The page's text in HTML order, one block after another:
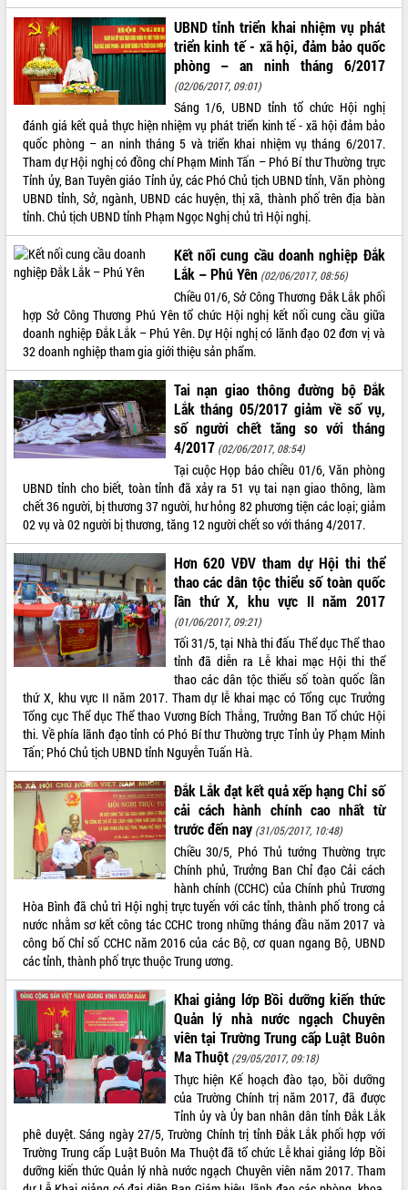
Loading the player...
Khám bệnh, cấp phát thuốc miễn phí
và tặng quà người dân xã Cư Pui
Hội nghị UBND tỉnh Đắk Lắk thường kỳ
Lễ truy tặng danh hiệu “Bà Mẹ Việt
Nam Anh hùng” và trao Huân chương
Lao động
UBND tỉnh Đắk Lắk triển khai nhiệm
vụ 6 tháng cuối năm 2026
Kỳ họp thứ Hai, Hội đồng nhân dân
tỉnh khóa XI quyết nghị nhiều nội dung
quan trọng
Triết thăm, tặng quà người có công với
cách mạng
Rà soát, hoàn thiện hệ thống thiết chế
văn hóa, thể thao đáp ứng yêu cầu
phát triển mới
Thường trực HĐND tỉnh Đắk Lắk gặp
mặt Đoàn chuyên gia y tế TP. Hồ Chí
Minh
Lễ truy điệu và an táng hài cốt liệt sĩ
tại Nghĩa trang Liệt sĩ xã Sơn Hòa
Bàn giải pháp tháo gỡ khó khăn trong
xuất khẩu sầu riêng và triển khai quy
định EUDR
Thứ trưởng Bộ Nông nghiệp và Môi
trường Nguyễn Hoàng Hiệp khảo sát
vùng trồng và doanh nghiệp đóng gói
sầu riêng tại Đắk Lắk
Trình diễn nghệ thuật chế biến các
món ăn từ sầu riêng
Đắk Lắk công bố Quy hoạch và xúc
tiến đầu tư tỉnh
Ngành cá ngừ Đắk Lắk chủ động thích
ứng để giữ vững thị trường xuất khẩu
Diễn đàn Kinh tế tư nhân Việt Nam đột
phá cơ chế - Hợp tác công tư
Đề án 06 tạo bước ngoặt đột phá trong
cải cách hành chính tỉnh Đắk Lắk
Kết nối tour, đẩy mạnh chuyển đổi số
để phát triển du lịch Đắk Lắk
Khởi động Dự án Đầu tư xây dựng hạ
tầng kỹ thuật Cụm công nghiệp Tân
Tiến
Gặp mặt các cơ quan báo chí nhân Kỷ
niệm 101 năm Ngày Báo chí Cách
mạng Việt Nam
Đắk Lắk sơ kết 4 năm triển khai thực
hiện Đề án 06 của Chính phủ
Họp báo thông tin về Hội nghị Công bố
Quy hoạch và Xúc tiến đầu tư tỉnh Đắk
Lắk
Khơi thông điểm nghẽn, đẩy nhanh
giải ngân vốn khắc phục thiên tai
HĐND tỉnh thông qua điều chỉnh Quy
hoạch tỉnh thời kỳ 2021-2030
ALBUM ẢNH
LIÊN KẾT WEB
THỐNG KÊ TRUY CẬP
Hôm nay:
21783
Tất cả: 66067106
UBND tỉnh triển khai nhiệm vụ phát
triển kinh tế - xã hội, đảm bảo quốc
phòng – an ninh tháng 6/2017
(02/06/2017, 09:01)
Sáng 1/6, UBND tỉnh tổ chức Hội nghị
đánh giá kết quả thực hiện nhiệm vụ phát triển kinh tế - xã hội đảm bảo
quốc phòng – an ninh tháng 5 và triển khai nhiệm vụ tháng 6/2017.
Tham dự Hội nghị có đồng chí Phạm Minh Tấn – Phó Bí thư Thường trực
Tỉnh ủy, Ban Tuyên giáo Tỉnh ủy, các Phó Chủ tịch UBND tỉnh, Văn phòng
UBND tỉnh, Sở, ngành, UBND các huyện, thị xã, thành phố trên địa bàn
tỉnh. Chủ tịch UBND tỉnh Phạm Ngọc Nghị chủ trì Hội nghị.
Kết nối cung cầu doanh nghiệp Đắk
Lắk – Phú Yên (02/06/2017, 08:56)
Chiều 01/6, Sở Công Thương Đắk Lắk phối
hợp Sở Công Thương Phú Yên tổ chức Hội nghị kết nối cung cầu giữa
doanh nghiệp Đắk Lắk – Phú Yên. Dự Hội nghị có lãnh đạo 02 đơn vị và
32 doanh nghiệp tham gia giới thiệu sản phẩm.
Tai nạn giao thông đường bộ Đắk
Lắk tháng 05/2017 giảm về số vụ,
số người chết tăng so với tháng
4/2017 (02/06/2017, 08:54)
Tại cuộc Họp báo chiều 01/6, Văn phòng
UBND tỉnh cho biết, toàn tỉnh đã xảy ra 51 vụ tai nạn giao thông, làm
chết 36 người, bị thương 37 người, hư hỏng 82 phương tiện các loại; giảm
02 vụ và 02 người bị thương, tăng 12 người chết so với tháng 4/2017.
Hơn 620 VĐV tham dự Hội thi thể
thao các dân tộc thiểu số toàn quốc
lần thứ X, khu vực II năm 2017
(01/06/2017, 09:21)
Tối 31/5, tại Nhà thi đấu Thể dục Thể thao
tỉnh đã diễn ra Lễ khai mạc Hội thi thể
thao các dân tộc thiểu số toàn quốc lần
thứ X, khu vực II năm 2017. Tham dự lễ khai mạc có Tổng cục Trưởng
Tổng cục Thể dục Thể thao Vương Bích Thắng, Trưởng Ban Tổ chức Hội
thi. Về phía lãnh đạo tỉnh có Phó Bí thư Thường trực Tỉnh ủy Phạm Minh
Tấn; Phó Chủ tịch UBND tỉnh Nguyễn Tuấn Hà.
Đắk Lắk đạt kết quả xếp hạng Chỉ số
cải cách hành chính cao nhất từ
trước đến nay (31/05/2017, 10:48)
Chiều 30/5, Phó Thủ tướng Thường trực
Chính phủ, Trưởng Ban Chỉ đạo Cải cách
hành chính (CCHC) của Chính phủ Trương
Hòa Bình đã chủ trì Hội nghị trực tuyến với các tỉnh, thành phố trong cả
nước nhằm sơ kết công tác CCHC trong những tháng đầu năm 2017 và
công bố Chỉ số CCHC năm 2016 của các Bộ, cơ quan ngang Bộ, UBND
các tỉnh, thành phố trực thuộc Trung ương.
Khai giảng lớp Bồi dưỡng kiến thức
Quản lý nhà nước ngạch Chuyên
viên tại Trường Trung cấp Luật Buôn
Ma Thuột (29/05/2017, 09:18)
Thực hiện Kế hoạch đào tạo, bồi dưỡng
của Trường Chính trị năm 2017, đã được
Tỉnh ủy và Ủy ban nhân dân tỉnh Đắk Lắk
phê duyệt. Sáng ngày 27/5, Trường Chính trị tỉnh Đắk Lắk phối hợp với
Trường Trung cấp Luật Buôn Ma Thuột đã tổ chức Lễ khai giảng lớp Bồi
dưỡng kiến thức Quản lý nhà nước ngạch Chuyên viên năm 2017. Tham